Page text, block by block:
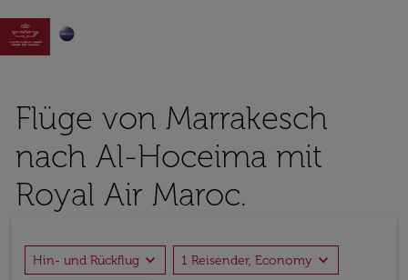

Flüge von Marrakesch
nach Al-Hoceima mit
Royal Air Maroc.
Hin- und Rückflug expand_more 1 Reisender, Economy expand_more